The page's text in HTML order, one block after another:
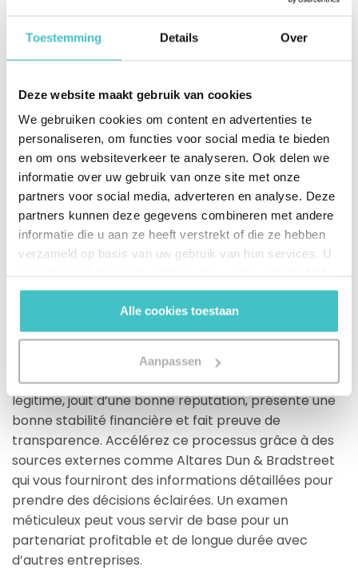
Toestemming Details Over
Deze website maakt gebruik van cookies
We gebruiken cookies om content en advertenties te
personaliseren, om functies voor social media te bieden
en om ons websiteverkeer te analyseren. Ook delen we
informatie over uw gebruik van onze site met onze
partners voor social media, adverteren en analyse. Deze
partners kunnen deze gegevens combineren met andere
informatie die u aan ze heeft verstrekt of die ze hebben
verzameld op basis van uw gebruik van hun services. U
gebruiken.
Alle cookies toestaan
Aanpassen
Services de surveillance :
Généralement, les
outils externes proposent également un service
automatiquement lorsque des modifications
laquelle vous collaborez (ou chez un client ou un
fournisseur). Ces changements peuvent par
exemple concerner l’évolution positive ou
négative de la situation en matière de crédit ou
le rachat d’une entreprise. Ces éléments
peuvent influencer votre collaboration avec
l’entité en question. Il est donc crucial de
L’examen de la fiabilité d’une autre entreprise avant
collaboration est essentiel afin de réduire le plus
possible les risques et d’établir des relations
commerciales fructueuses. Vérifiez si celle-ci est
légitime, jouit d’une bonne réputation, présente une
bonne stabilité financière et fait preuve de
transparence. Accélérez ce processus grâce à des
sources externes comme Altares Dun & Bradstreet
qui vous fourniront des informations détaillées pour
prendre des décisions éclairées. Un examen
méticuleux peut vous servir de base pour un
partenariat profitable et de longue durée avec
d’autres entreprises.